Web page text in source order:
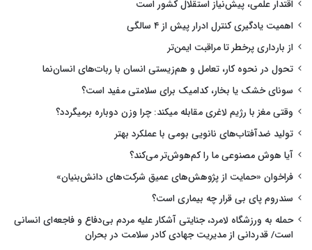
اقتدار علمی، پیش‌نیاز استقلال کشور است
اهمیت یادگیری کنترل ادرار پیش از ۴ سالگی
از بارداری پرخطر تا مراقبت ایمن‌تر
تحول در نحوه کار، تعامل و هم‌زیستی انسان با ربات‌های انسان‌نما
سونای خشک یا بخار، کدامیک برای سلامتی مفید است؟
وقتی مغز با رژیم لاغری مقابله میکند: چرا وزن دوباره برمیگردد؟
تولید ضدآفتاب‌های نانویی بومی با عملکرد بهتر
آیا هوش مصنوعی ما را کم‌هوش‌تر می‌کند؟
فراخوان «حمایت از پژوهش‌های عمیق شرکت‌های دانش‌بنیان»
سندروم پای بی قرار چه بیماری است؟
حمله به ورزشگاه لامرد، جنایتی آشکار علیه مردم بی‌دفاع و فاجعه‌ای انسانی
است/ قدردانی از مدیریت جهادی کادر سلامت در بحران